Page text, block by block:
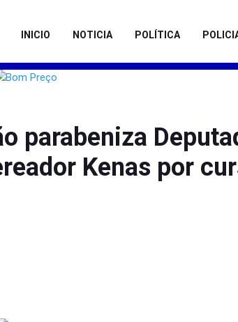
INICIO NOTICIA POLÍTICA
parabeniza
Kenas por